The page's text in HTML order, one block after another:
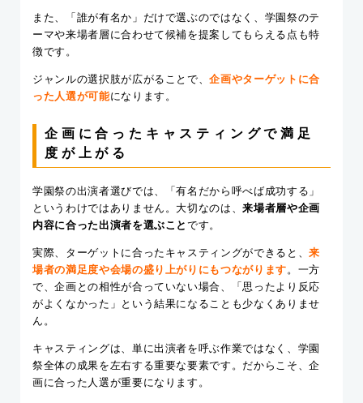
また、「誰が有名か」だけで選ぶのではなく、学園祭のテ
ーマや来場者層に合わせて候補を提案してもらえる点も特
徴です。
ジャンルの選択肢が広がることで、企画やターゲットに合
った人選が可能になります。
企画に合ったキャスティングで満足
度が上がる
学園祭の出演者選びでは、「有名だから呼べば成功する」
というわけではありません。大切なのは、来場者層や企画
内容に合った出演者を選ぶことです。
実際、ターゲットに合ったキャスティングができると、来
場者の満足度や会場の盛り上がりにもつながります。一方
で、企画との相性が合っていない場合、「思ったより反応
がよくなかった」という結果になることも少なくありませ
ん。
キャスティングは、単に出演者を呼ぶ作業ではなく、学園
祭全体の成果を左右する重要な要素です。だからこそ、企
画に合った人選が重要になります。